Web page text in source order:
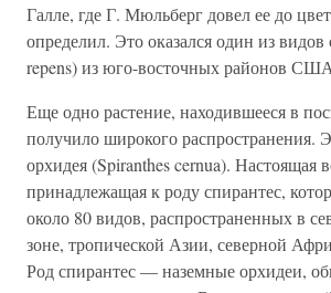
Галле, где Г. Мюльберг довел ее до
определил. Это оказался один из видов
repens) из юго-восточных районов
Еще одно растение, находившееся в
получило широкого распространения.
орхидея (Spiranthes cernua). Настоящая
принадлежащая к роду спирантес,
около 80 видов, распространенных в
зоне, тропической Азии, северной
Род спирантес — наземные орхидеи,